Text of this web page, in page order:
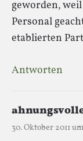
geworden,
Personal
etablierten
Antworten
30. Oktober 2011